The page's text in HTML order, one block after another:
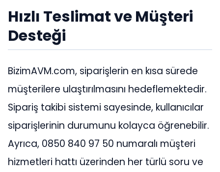
Hızlı Teslimat ve Müşteri
Desteği
BizimAVM.com, siparişlerin en kısa sürede
müşterilere ulaştırılmasını hedeflemektedir.
Sipariş takibi sistemi sayesinde, kullanıcılar
siparişlerinin durumunu kolayca öğrenebilir.
Ayrıca, 0850 840 97 50 numaralı müşteri
hizmetleri hattı üzerinden her türlü soru ve